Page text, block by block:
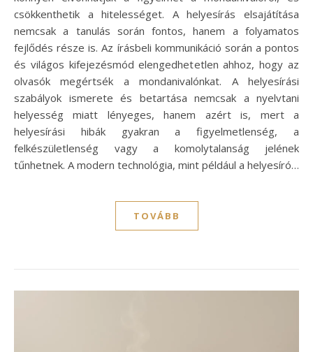
csökkenthetik a hitelességet. A helyesírás elsajátítása
nemcsak a tanulás során fontos, hanem a folyamatos
fejlődés része is. Az írásbeli kommunikáció során a pontos
és világos kifejezésmód elengedhetetlen ahhoz, hogy az
olvasók megértsék a mondanivalónkat. A helyesírási
szabályok ismerete és betartása nemcsak a nyelvtani
helyesség miatt lényeges, hanem azért is, mert a
helyesírási hibák gyakran a figyelmetlenség, a
felkészületlenség vagy a komolytalanság jelének
tűnhetnek. A modern technológia, mint például a helyesíró…
TOVÁBB